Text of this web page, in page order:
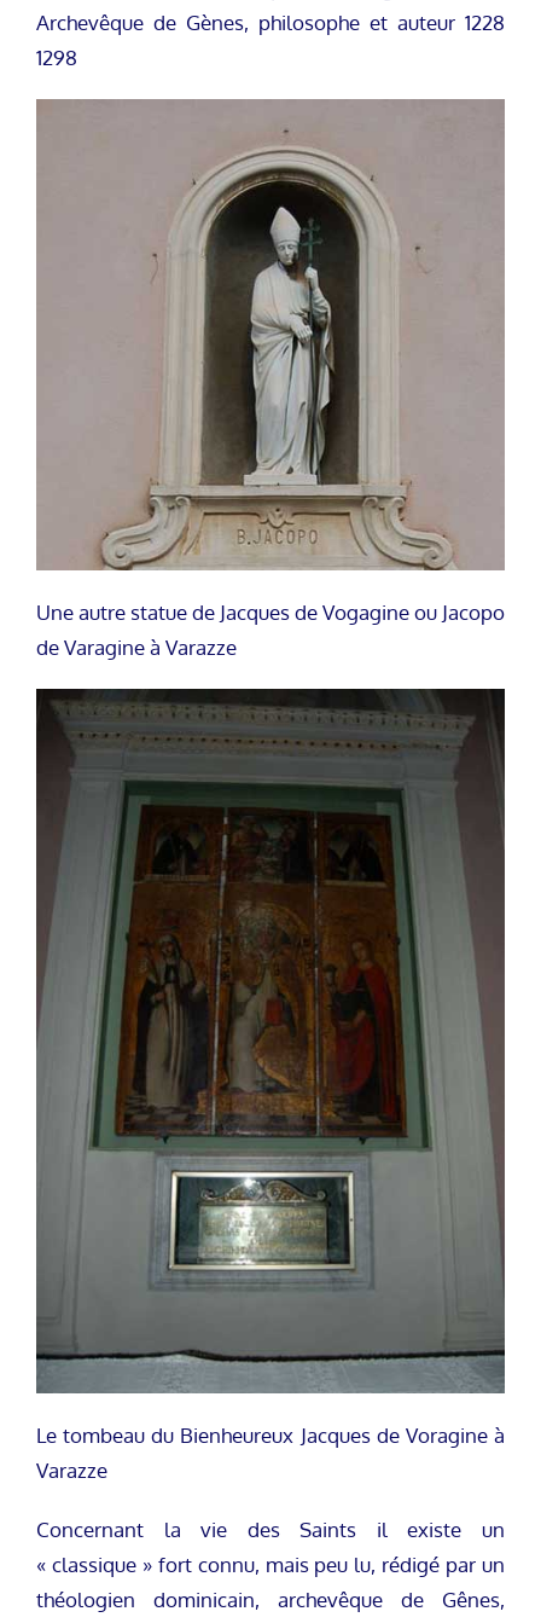
Archevêque de Gènes, philosophe et auteur 1228
1298
Une autre statue de Jacques de Vogagine ou Jacopo
de Varagine à Varazze
Le tombeau du Bienheureux Jacques de Voragine à
Varazze
Concernant la vie des Saints il existe un
« classique » fort connu, mais peu lu, rédigé par un
théologien dominicain, archevêque de Gênes,